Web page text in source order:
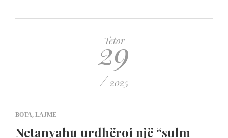
Tetor
29
/ 2025
BOTA, LAJME
Netanyahu urdhëroi një “sulm